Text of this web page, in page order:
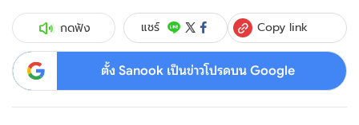
กดฟัง แชร์ Copy link
ตั้ง Sanook เป็นข่าวโปรดบน Google